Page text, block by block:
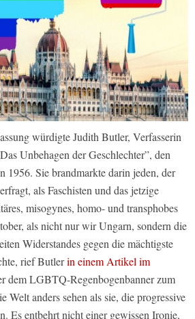
würdigte Judith Butler, Verfasserin
Unbehagen der Geschlechter”, den
1956. Sie brandmarkte darin jeden, der
als Faschisten und das jetzige
misogynes, homo- und transphobes
als nicht nur wir Ungarn, sondern die
Widerstandes gegen die mächtigste
rief Butlerin einem Artikel im
dem LGBTQ-Regenbogenbanner zum
Welt anders sehen als sie, die progressive
Es entbehrt nicht einer gewissen Ironie,